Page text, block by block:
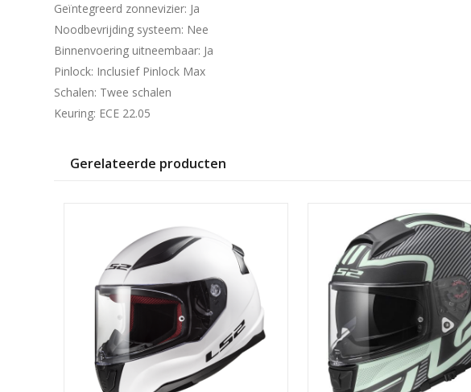
Geïntegreerd zonnevizier: Ja
Noodbevrijding systeem: Nee
Binnenvoering uitneembaar: Ja
Pinlock: Inclusief Pinlock Max
Schalen: Twee schalen
Keuring: ECE 22.05
Gerelateerde producten